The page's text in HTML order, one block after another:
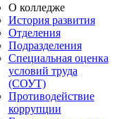
О колледже
История развития
Отделения
Подразделения
Специальная оценка
условий труда
(СОУТ)
Противодействие
коррупции